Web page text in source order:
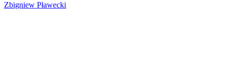
Zbigniew Pławecki